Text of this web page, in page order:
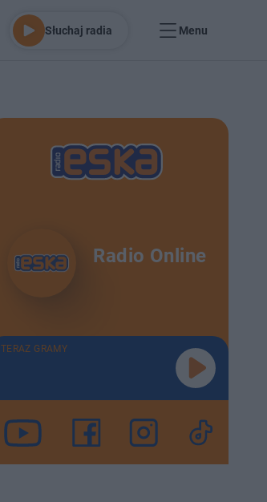
Słuchaj radia Menu
Radio Online
TERAZ GRAMY